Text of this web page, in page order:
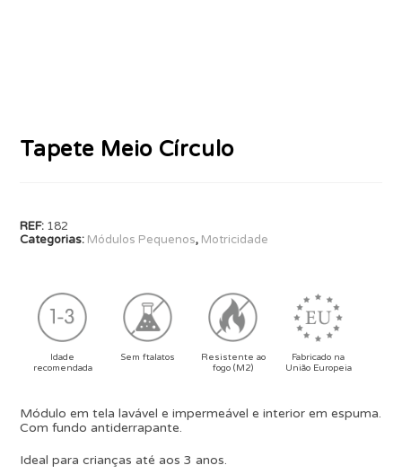
Tapete Meio Círculo
REF: 182
Categorias: Módulos Pequenos, Motricidade
Idade
recomendada
Sem ftalatos
Resistente ao
fogo (M2)
Fabricado na
União Europeia
Módulo em tela lavável e impermeável e interior em espuma.
Com fundo antiderrapante.
Ideal para crianças até aos 3 anos.